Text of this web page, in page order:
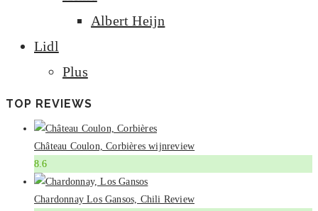
Albert Heijn
Lidl
Plus
TOP REVIEWS
Château Coulon, Corbières wijnreview
8.6
Chardonnay Los Gansos, Chili Review